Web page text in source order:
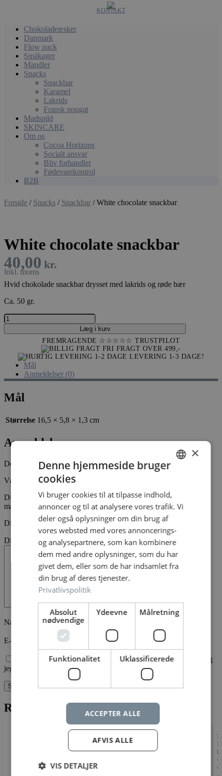
KONTAKT
Chokoladeæsker
Danmark
Flow pack
Småkager
Mandler
Snacks
Snackbar
Karamel
Lakrids
Fransk nougat
Madspild
SKINCARE
Om os
Cocoa Horizons
Socialt ansvar
Bliv forhandler
Fødevarekontrol
B2B
Forside / Snacks / Snackbar / White chocolate snackbar
White chocolate snackbar
40,00 kr.
Hvid chokolade snackbar drysset med lakrids og røde bær
Ca. 50 gr.
White
chocolate
snackbar
Læg i kurv
FREMRAGENDE ☆☆☆☆☆ TRUSTPILOT
FRI FRAGT OVER 499,-
LEVERING 1-3 DAGE!
Mål
Anmeldelser (0)
Mål
Størrelse 16,5 × 5,8 × 1,3 cm
Anmeldelser
Der er endnu ikke nogle anmeldelser.
Vær den første til at anmelde “White chocolate snackbar”
Din e-mailadresse vil ikke blive publiceret. Krævede felter er
markeret med*
Din bedømmelse*
Din anmeldelse*
Navn
E-mail
Gem mit navn, mail og websted i denne browser til næste gang
jeg kommenterer.
Relaterede varer
Thank you Best wishes
DANISH
×
Denne hjemmeside bruger
cookies
Vi bruger cookies til at tilpasse indhold,
annoncer og til at analysere vores trafik. Vi
deler også oplysninger om din brug af
vores websted med vores annoncerings-
og analysepartnere, som kan kombinere
dem med andre oplysninger, som du har
givet dem, eller som de har indsamlet fra
din brug af deres tjenester.
Privatlivspolitik
Absolut
nødvendige
Ydeevne Målretning
Funktionalitet Uklassificerede
ACCEPTER ALLE
AFVIS ALLE
VIS DETALJER